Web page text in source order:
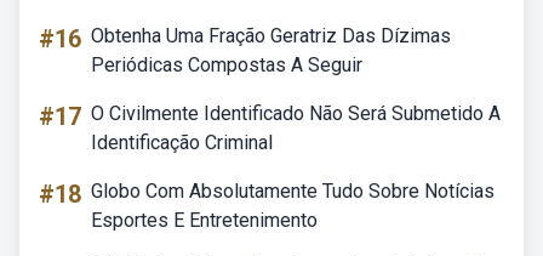
#16 Obtenha Uma Fração Geratriz Das Dízimas
Periódicas Compostas A Seguir
#17 O Civilmente Identificado Não Será Submetido A
Identificação Criminal
#18 Globo Com Absolutamente Tudo Sobre Notícias
Esportes E Entretenimento